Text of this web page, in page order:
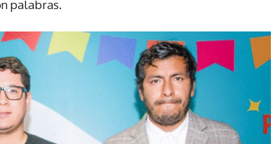
palabras.